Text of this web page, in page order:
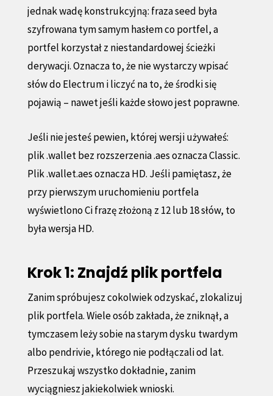
jednak wadę konstrukcyjną: fraza seed była
szyfrowana tym samym hasłem co portfel, a
portfel korzystał z niestandardowej ścieżki
derywacji. Oznacza to, że nie wystarczy wpisać
słów do Electrum i liczyć na to, że środki się
pojawią – nawet jeśli każde słowo jest poprawne.
Jeśli nie jesteś pewien, której wersji używałeś:
plik .wallet bez rozszerzenia .aes oznacza Classic.
Plik .wallet.aes oznacza HD. Jeśli pamiętasz, że
przy pierwszym uruchomieniu portfela
wyświetlono Ci frazę złożoną z 12 lub 18 słów, to
była wersja HD.
Krok 1: Znajdź plik portfela
Zanim spróbujesz cokolwiek odzyskać, zlokalizuj
plik portfela. Wiele osób zakłada, że zniknął, a
tymczasem leży sobie na starym dysku twardym
albo pendrivie, którego nie podłączali od lat.
Przeszukaj wszystko dokładnie, zanim
wyciągniesz jakiekolwiek wnioski.